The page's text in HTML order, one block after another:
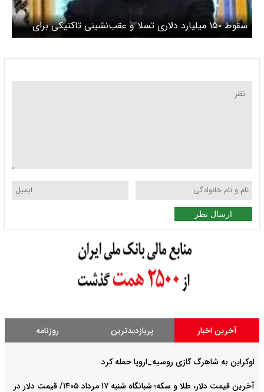
سقوط ۱۵۰ میلیارد دلاری تسلا و عقب‌نشینی تاکتیکی برای
حفظ قراردادهای دولتی/ ماسک: زیاده‌روی کردم
ارسال نظر
آخرین اخبار پربازدیدترین روزنامه
اوکراین به شاهرگ گازی روسیه_اروپا حمله کرد
آخرین قیمت دلار، طلا و سکه؛ شبانگاه شنبه ۱۷ مرداد ۱۴۰۵/ قیمت دلار در